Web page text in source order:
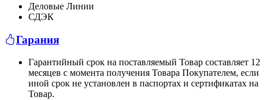
Деловые Линии
СДЭК
Гарания
Гарантийный срок на поставляемый Товар составляет 12
месяцев с момента получения Товара Покупателем, если
иной срок не установлен в паспортах и сертификатах на
Товар.